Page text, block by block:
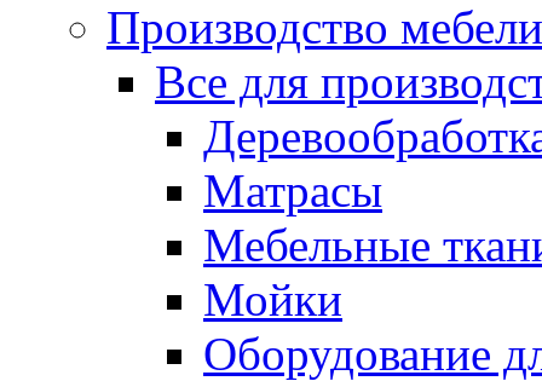
Производство мебели
Все для
Матрасы
Мебельные
Мойки
Оборудование